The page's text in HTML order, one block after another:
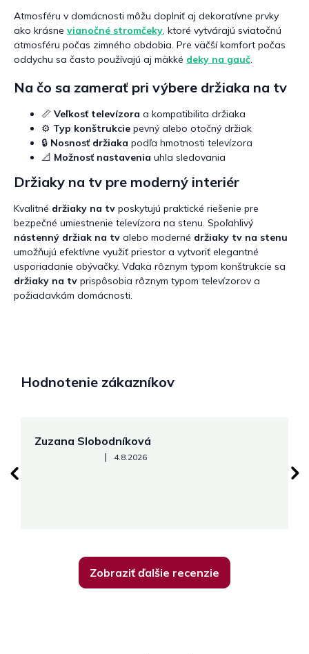
Atmosféru v domácnosti môžu doplniť aj dekoratívne prvky
ako krásne vianočné stromčeky, ktoré vytvárajú sviatočnú
atmosféru počas zimného obdobia. Pre väčší komfort počas
oddychu sa často používajú aj mäkké deky na gauč.
Na čo sa zamerať pri výbere držiaka na tv
📏 Veľkosť televízora a kompatibilita držiaka
⚙️ Typ konštrukcie pevný alebo otočný držiak
🔒 Nosnosť držiaka podľa hmotnosti televízora
📐 Možnosť nastavenia uhla sledovania
Držiaky na tv pre moderný interiér
Kvalitné držiaky na tv poskytujú praktické riešenie pre
bezpečné umiestnenie televízora na stenu. Spoľahlivý
nástenný držiak na tv alebo moderné držiaky tv na stenu
umožňujú efektívne využiť priestor a vytvoriť elegantné
usporiadanie obývačky. Vďaka rôznym typom konštrukcie sa
držiaky na tv prispôsobia rôznym typom televízorov a
požiadavkám domácnosti.
Hodnotenie zákazníkov
Zuzana Slobodníková
Hodnotenie obchodu je 5 z 5 hviezdičiek.
| 4.8.2026
Zobraziť ďalšie recenzie